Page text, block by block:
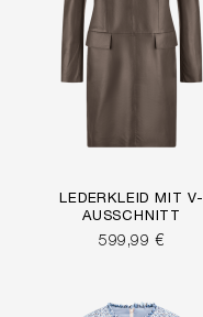
LEDERKLEID MIT V-
AUSSCHNITT
599,99 €